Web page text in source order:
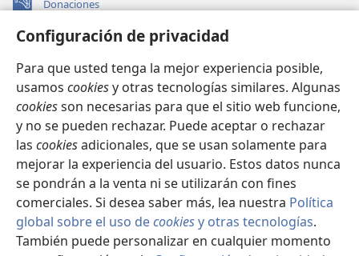
Configuración de privacidad
Para que usted tenga la mejor experiencia posible,
usamos cookiesy otras tecnologías similares. Algunas
cookiesson necesarias para que el sitio web funcione,
y no se pueden rechazar. Puede aceptar o rechazar
las cookiesadicionales, que se usan solamente para
mejorar la experiencia del usuario. Estos datos nunca
se pondrán a la venta ni se utilizarán con fines
comerciales. Si desea saber más, lea nuestra Política
global sobre el uso decookiesy otras tecnologías.
También puede personalizar en cualquier momento
Donaciones
(abre
nueva BIBLIOTECA EN LÍNEA Watchtower™
una
nueva
ventana)
JW Hub
(abre
una
nueva
ventana)
JW Library
Watchtower Library
Copyright© 2026 Watch Tower Bible and Tract Society of Pennsylvania.